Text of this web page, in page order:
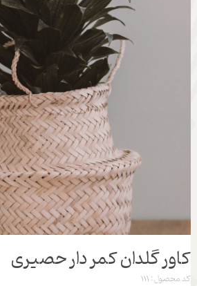
کاور گلدان کمر دار حصیری
کد محصول: 111